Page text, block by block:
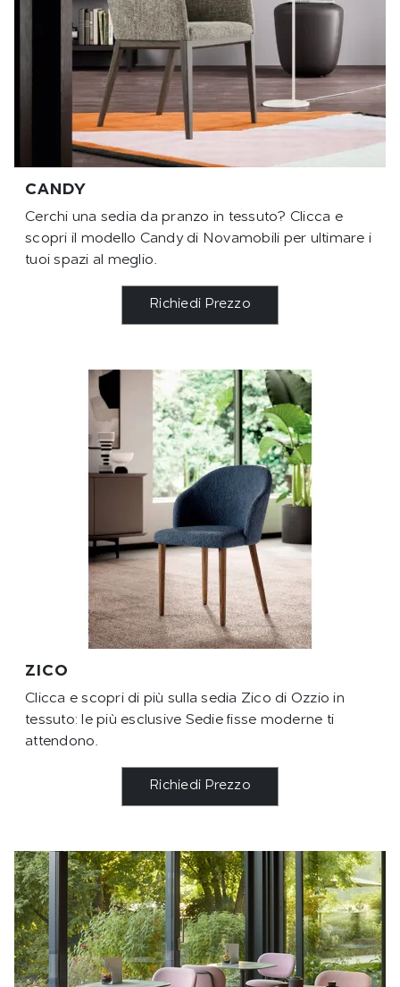
CANDY
Cerchi una sedia da pranzo in tessuto? Clicca e
scopri il modello Candy di Novamobili per ultimare i
tuoi spazi al meglio.
Richiedi Prezzo
ZICO
Clicca e scopri di più sulla sedia Zico di Ozzio in
tessuto: le più esclusive Sedie fisse moderne ti
attendono.
Richiedi Prezzo